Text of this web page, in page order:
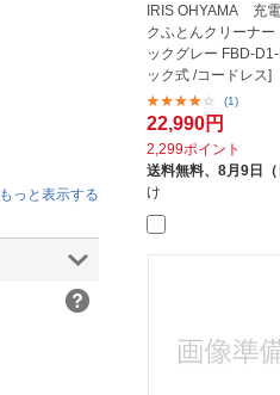
IRIS OHYAMA 充
クふとんクリーナー
ックグレー FBD-
ック式 /コードレス]
(1)
22,990円
2,299ポイント
送料無料、 8月9日（
け
もっと表示する